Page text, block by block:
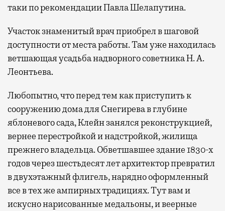
таки по рекомендации Павла Шелапутина.
Участок знаменитый врач приобрел в шаговой
доступности от места работы. Там уже находилась
ветшающая усадьба надворного советника Н. А.
Леонтьева.
Любопытно, что перед тем как приступить к
сооружению дома для Снегирева в глубине
яблоневого сада, Клейн занялся реконструкцией,
вернее перестройкой и надстройкой, жилища
прежнего владельца. Обветшавшее здание 1830-х
годов через шестьдесят лет архитектор превратил
в двухэтажный флигель, нарядно оформленный
все в тех же ампирных традициях. Тут вам и
искусно нарисованные медальоны, и веерные